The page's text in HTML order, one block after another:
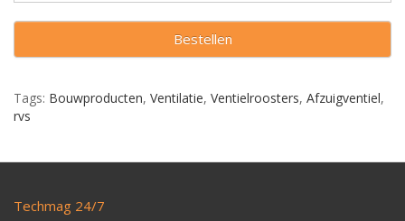
Bestellen
Tags: Bouwproducten, Ventilatie, Ventielroosters, Afzuigventiel,
rvs
Techmag 24/7